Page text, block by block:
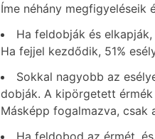
Íme néhány megfigyeléseik
Ha feldobják és
Ha fejjel kezdődik, 51%
Sokkal nagyobb az
dobják. A kipörgetett
Másképp fogalmazva, csak
Ha feldobod az érmét,